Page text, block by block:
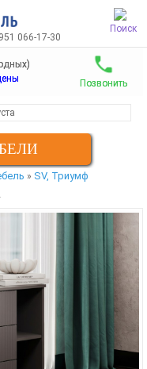
Поиск
066-17-30
Позвонить
» SV, Триумф